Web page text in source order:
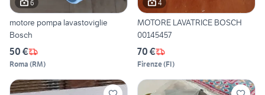
6
motore pompa lavastoviglie
Bosch
50 €
Roma (RM)
4
MOTORE LAVATRICE BOSCH
00145457
70 €
Firenze(FI)